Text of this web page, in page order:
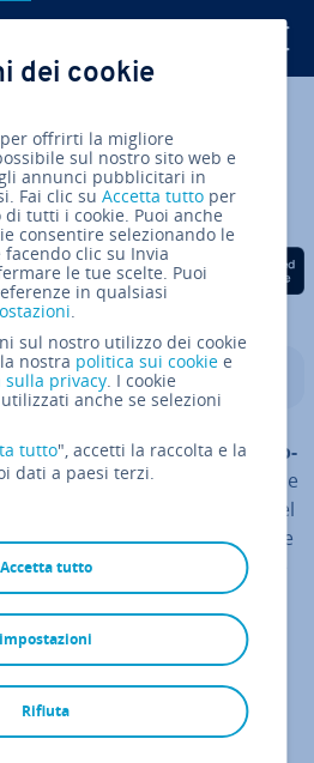
guida per
Condividi via Facebook
Condividi via Twitter
Condividi via
uti­liz­za­to­ri abituali di un
l’esistenza dell’ac­ce­le­ra­zio­
i gamer, tuttavia, sanno bene
questa fun­zio­na­li­tà nel
La nostra guida vi fa conoscere
del mouse in Windows 10 e
per quale motivo esiste e
del
dei cookie
offrirti la migliore
sul nostro sito web e
annunci pubblicitari in
Fai clic suAccetta tutto per
tutti i cookie. Puoi anche
consentire selezionando le
clic su Invia
le tue scelte. Puoi
in qualsiasi
.
sul nostro utilizzo dei cookie
nostra politica sui cookie e
sulla privacy. I cookie
anche se selezioni
tutto", accetti la raccolta e la
dati a paesi terzi.
Accetta tutto
Rifiuta
impostazioni